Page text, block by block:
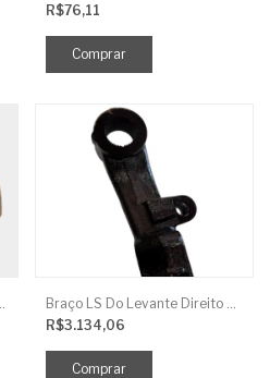
R$76,11
R$3.134,06